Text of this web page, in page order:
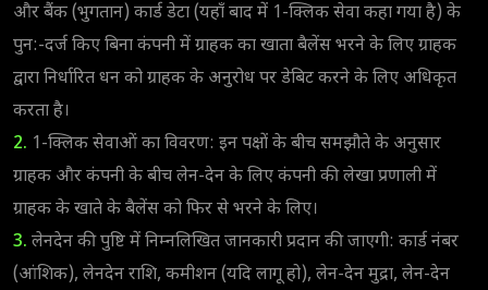
और बैंक (भुगतान) कार्ड डेटा (यहाँ बाद में 1-क्लिक सेवा कहा गया है) के
पुन:-दर्ज किए बिना कंपनी में ग्राहक का खाता बैलेंस भरने के लिए ग्राहक
द्वारा निर्धारित धन को ग्राहक के अनुरोध पर डेबिट करने के लिए अधिकृत
करता है।
2. 1-क्लिक सेवाओं का विवरण: इन पक्षों के बीच समझौते के अनुसार
ग्राहक और कंपनी के बीच लेन-देन के लिए कंपनी की लेखा प्रणाली में
ग्राहक के खाते के बैलेंस को फिर से भरने के लिए।
3. लेनदेन की पुष्टि में निम्नलिखित जानकारी प्रदान की जाएगी: कार्ड नंबर
(आंशिक), लेनदेन राशि, कमीशन (यदि लागू हो), लेन-देन मुद्रा, लेन-देन